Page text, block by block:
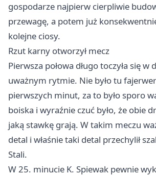
gospodarze najpierw cierpliwie
przewagę, a potem już
kolejne ciosy.
Rzut karny otworzył mecz
Pierwsza połowa długo toczyła się
uważnym rytmie. Nie było tu
pierwszych minut, za to było sporo
boiska i wyraźnie czuć było, że obie
jaką stawkę grają. W takim meczu
detal i właśnie taki detal przechylił
Stali.
W 25. minucie K. Spiewak pewnie